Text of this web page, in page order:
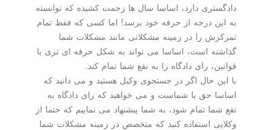
دادگستری دارد، اساسا سال ها زحمت كشیده كه توانسته
به این درجه از حرفه خود برسد! اما كسی كه فقط تمام
تمركزش را در زمینه مشكلاتی مانند مشكلات شما
گذاشته است، اساسا می تواند به شكل حرفه ای تری با
قوانین، رای دادگاه را به نفع شما تمام كند.
با این حال اگر در جستجوی وكیل هستید و می دانید كه
اساسا حق با شماست و می خواهید كه رای دادگاه به
نفع شما تمام شود، به شما پیشنهاد می نماییم كه حتما از
وكلایی استفاده كنید كه متخصص در زمینه مشكلات شما